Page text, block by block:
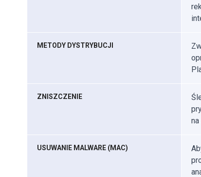
METODY DYSTRYBUCJI
ZNISZCZENIE
USUWANIE MALWARE (MAC)